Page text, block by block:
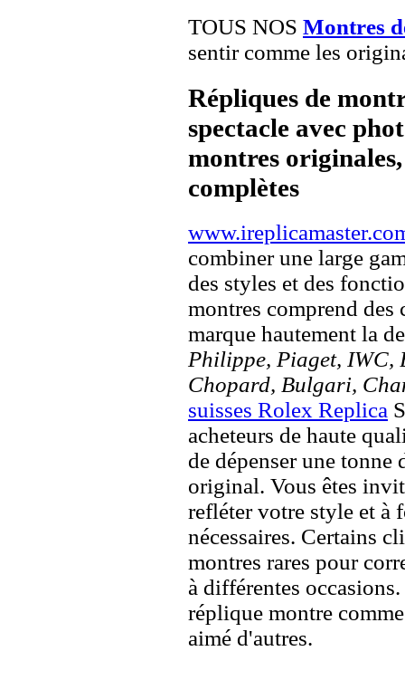
TOUS NOS Montres
sentir comme les
Répliques de
spectacle avec
montres
complètes
combiner une large
des styles et des
montres comprend des
marque hautement la
Philippe, Piaget, IWC,
Chopard, Bulgari,
suisses Rolex Replica
acheteurs de haute
de dépenser une
original. Vous êtes
refléter votre style et à
nécessaires. Certains
montres rares pour
à différentes
réplique montre
aimé d'autres.